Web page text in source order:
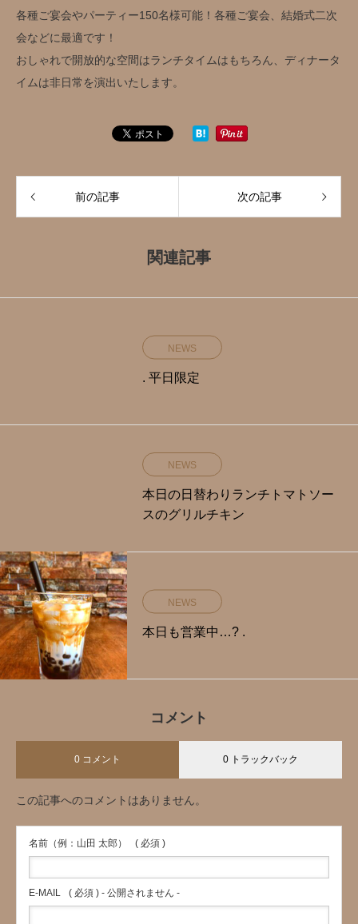
各種ご宴会やパーティー150名様可能！各種ご宴会、結婚式二次
会などに最適です！
おしゃれで開放的な空間はランチタイムはもちろん、ディナータ
イムは非日常を演出いたします。
前の記事 次の記事
関連記事
NEWS
. 平日限定️
NEWS
本日の日替わりランチトマトソー
スのグリルチキン
NEWS
本日も営業中…? .
コメント
0 コメント 0 トラックバック
この記事へのコメントはありません。
名前（例：山田 太郎） ( 必須 )
E-MAIL ( 必須 ) - 公開されません -